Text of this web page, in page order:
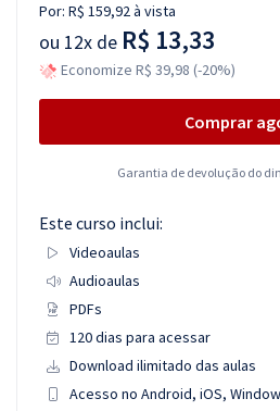
Por: R$ 159,92à vista
ou 12x de R$ 13,33
Economize R$ 39,98 (-20%)
Comprar
Garantia de devolução do
Este curso inclui:
Videoaulas
Audioaulas
PDFs
120 dias para acessar
Download ilimitado das aulas
Acesso no Android, iOS,